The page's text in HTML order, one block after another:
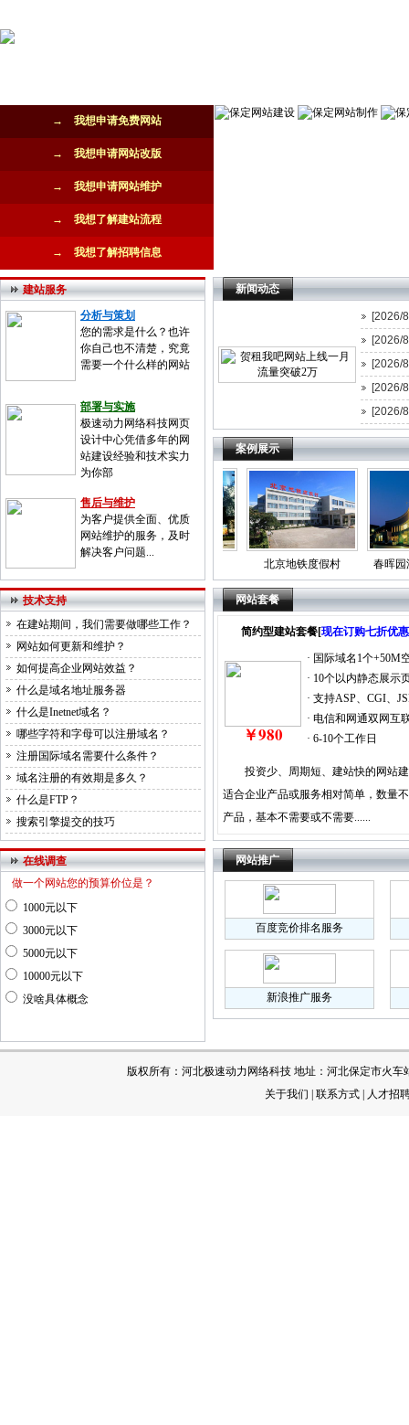
→ 我想申请免费网站
→ 我想申请网站改版
→ 我想申请网站维护
→ 我想了解建站流程
→ 我想了解招聘信息
建站服务
分析与策划
您的需求是什么？也许
你自己也不清楚，究竟
需要一个什么样的网站
部署与实施
极速动力网络科技网页
设计中心凭借多年的网
站建设经验和技术实力
为你部
售后与维护
为客户提供全面、优质
网站维护的服务，及时
解决客户问题...
新闻动态
[2026/
[2026/
[2026/
[2026/
[2026/
案例展示
北京地铁度假村 春晖园
技术支持
在建站期间，我们需要做哪些工作？
网站如何更新和维护？
如何提高企业网站效益？
什么是域名地址服务器
什么是Inetnet域名？
哪些字符和字母可以注册域名？
注册国际域名需要什么条件？
域名注册的有效期是多久？
什么是FTP？
搜索引擎提交的技巧
网站套餐
简约型建站套餐[现在订购七折优惠
￥980
· 国际域名1个+50M
· 10个以内静态展示
· 支持ASP、CGI、
· 电信和网通双网互
· 6-10个工作日
投资少、周期短、建站快的网站建
适合企业产品或服务相对简单，数量
产品，基本不需要或不需要......
在线调查
做一个网站您的预算价位是？
1000元以下
3000元以下
5000元以下
10000元以下
没啥具体概念
网站推广
百度竞价排名服务
新浪推广服务
版权所有：河北极速动力网络科技 地址：河北保定市火
关于我们
联系方式 人才招